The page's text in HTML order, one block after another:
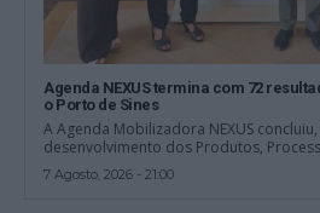
Agenda NEXUS termina com 72
o Porto de Sines
A Agenda Mobilizadora NEXUS
desenvolvimento dos Produtos,
7 Agosto, 2026 - 21:00